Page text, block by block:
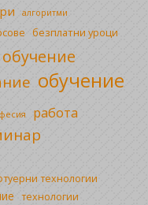
алгоритми
безплатни уроци
обучение
работа
технологии
технологии